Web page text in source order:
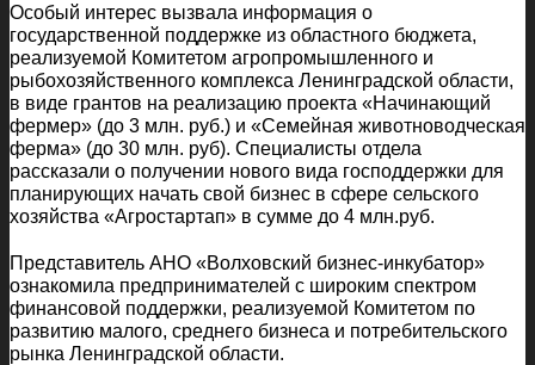
Особый интерес вызвала информация о
государственной поддержке из областного бюджета,
реализуемой Комитетом агропромышленного и
рыбохозяйственного комплекса Ленинградской области,
в виде грантов на реализацию проекта «Начинающий
фермер» (до 3 млн. руб.) и «Семейная животноводческая
ферма» (до 30 млн. руб). Специалисты отдела
рассказали о получении нового вида господдержки для
планирующих начать свой бизнес в сфере сельского
хозяйства «Агростартап» в сумме до 4 млн.руб.
Представитель АНО «Волховский бизнес-инкубатор»
ознакомила предпринимателей с широким спектром
финансовой поддержки, реализуемой Комитетом по
развитию малого, среднего бизнеса и потребительского
рынка Ленинградской области.